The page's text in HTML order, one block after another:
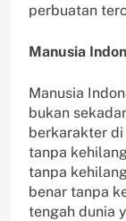
perbuatan
Manusia
Manusia
bukan
berkarakter di
tanpa
tanpa
benar tanpa
tengah dunia